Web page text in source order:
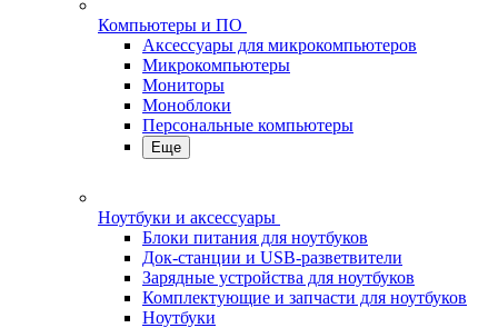
Компьютеры и ПО
Аксессуары для микрокомпьютеров
Микрокомпьютеры
Мониторы
Моноблоки
Персональные компьютеры
Еще
Ноутбуки и аксессуары
Блоки питания для ноутбуков
Док-станции и USB-разветвители
Зарядные устройства для ноутбуков
Комплектующие и запчасти для ноутбуков
Ноутбуки